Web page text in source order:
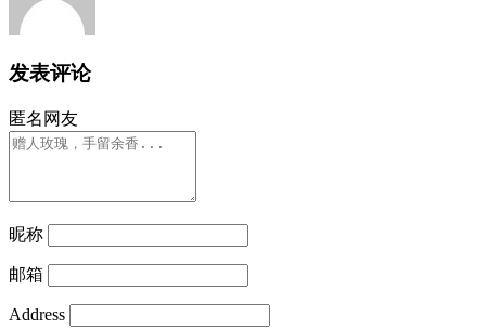
发表评论
匿名网友
昵称
邮箱
Address